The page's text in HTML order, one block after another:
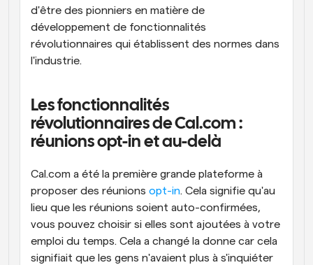
d'être des pionniers en matière de
développement de fonctionnalités
révolutionnaires qui établissent des normes dans
l'industrie.
Les fonctionnalités
révolutionnaires de Cal.com :
réunions opt-in et au-delà
Cal.com a été la première grande plateforme à
proposer des réunions opt-in. Cela signifie qu'au
lieu que les réunions soient auto-confirmées,
vous pouvez choisir si elles sont ajoutées à votre
emploi du temps. Cela a changé la donne car cela
signifiait que les gens n'avaient plus à s'inquiéter